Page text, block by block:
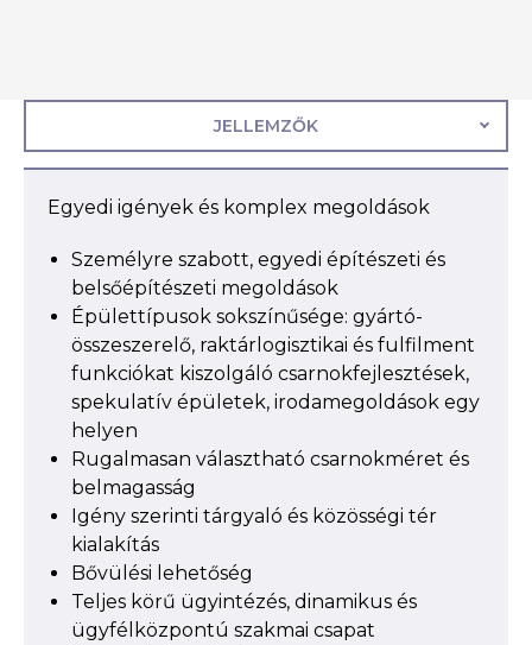
JELLEMZŐK
Egyedi igények és komplex megoldások
Személyre szabott, egyedi építészeti és
belsőépítészeti megoldások
Épülettípusok sokszínűsége: gyártó-
összeszerelő, raktárlogisztikai és fulfilment
funkciókat kiszolgáló csarnokfejlesztések,
spekulatív épületek, irodamegoldások egy
helyen
Rugalmasan választható csarnokméret és
belmagasság
Igény szerinti tárgyaló és közösségi tér
kialakítás
Bővülési lehetőség
Teljes körű ügyintézés, dinamikus és
ügyfélközpontú szakmai csapat